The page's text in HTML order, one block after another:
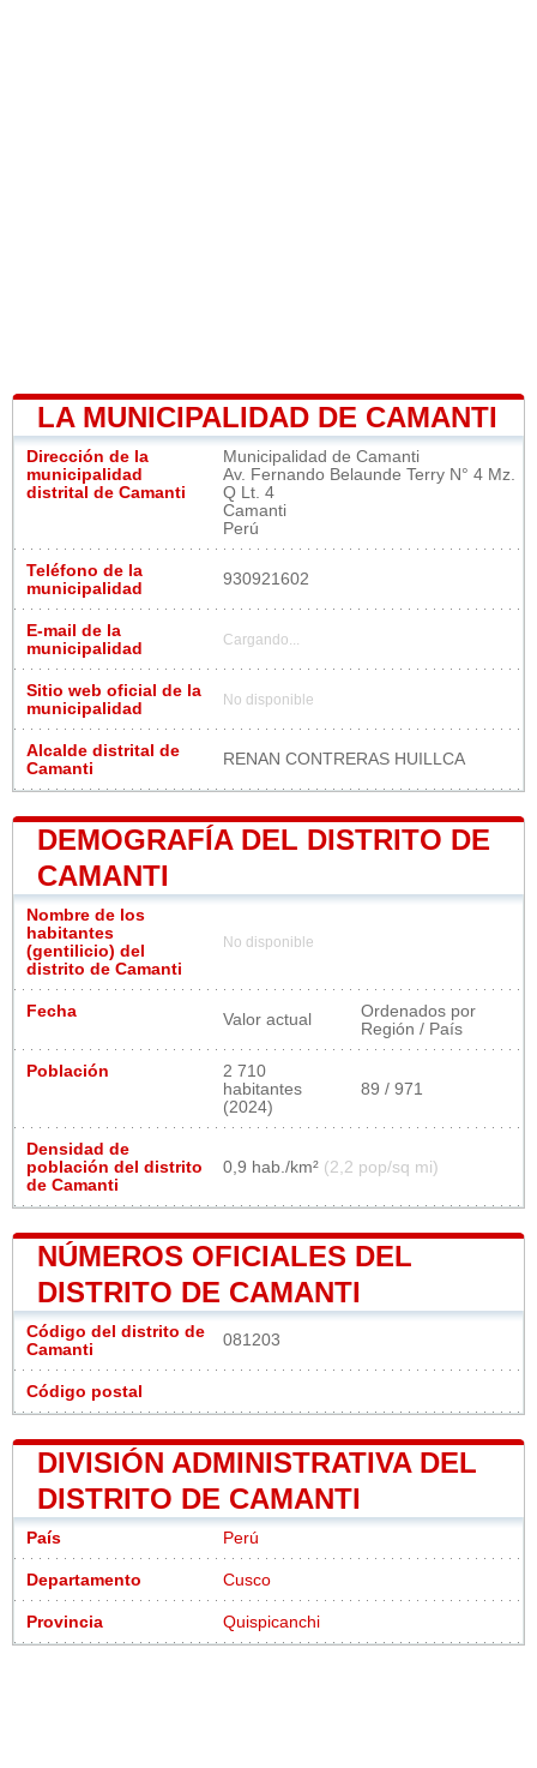
LA MUNICIPALIDAD DE CAMANTI
Dirección de la
municipalidad
distrital de Camanti
Municipalidad de Camanti
Av. Fernando Belaunde Terry N° 4 Mz.
Q Lt. 4
Camanti
Perú
Teléfono de la
municipalidad
930921602
E-mail de la
municipalidad
Cargando...
Sitio web oficial de la
municipalidad
No disponible
Alcalde distrital de
Camanti
RENAN CONTRERAS HUILLCA
DEMOGRAFÍA DEL DISTRITO DE
CAMANTI
Nombre de los
habitantes
(gentilicio) del
distrito de Camanti
No disponible
Fecha Valor actual
Ordenados por
Región / País
Población
2 710
habitantes
(2024)
89 / 971
Densidad de
población del distrito
de Camanti
0,9 hab./km² (2,2 pop/sq mi)
NÚMEROS OFICIALES DEL
DISTRITO DE CAMANTI
Código del distrito de
Camanti
081203
Código postal
DIVISIÓN ADMINISTRATIVA DEL
DISTRITO DE CAMANTI
País Perú
Departamento Cusco
Provincia Quispicanchi